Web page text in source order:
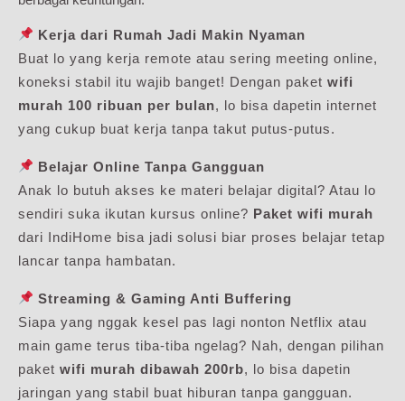
Kerja dari Rumah Jadi Makin Nyaman
Buat lo yang kerja remote atau sering meeting online,
koneksi stabil itu wajib banget! Dengan paket wifi
murah 100 ribuan per bulan, lo bisa dapetin internet
yang cukup buat kerja tanpa takut putus-putus.
Belajar Online Tanpa Gangguan
Anak lo butuh akses ke materi belajar digital? Atau lo
sendiri suka ikutan kursus online? Paket wifi murah
dari IndiHome bisa jadi solusi biar proses belajar tetap
lancar tanpa hambatan.
Streaming & Gaming Anti Buffering
Siapa yang nggak kesel pas lagi nonton Netflix atau
main game terus tiba-tiba ngelag? Nah, dengan pilihan
paket wifi murah dibawah 200rb, lo bisa dapetin
jaringan yang stabil buat hiburan tanpa gangguan.